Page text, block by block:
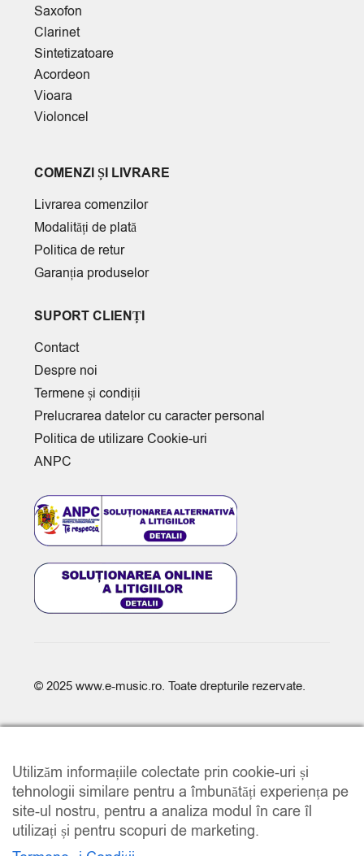
Saxofon
Clarinet
Sintetizatoare
Acordeon
Vioara
Violoncel
COMENZI ȘI LIVRARE
Livrarea comenzilor
Modalități de plată
Politica de retur
Garanția produselor
SUPORT CLIENȚI
Contact
Despre noi
Termene și condiții
Prelucrarea datelor cu caracter personal
Politica de utilizare Cookie-uri
ANPC
© 2025 www.e-music.ro. Toate drepturile rezervate.
Utilizăm informațiile colectate prin cookie-uri și
tehnologii similare pentru a îmbunătăți experiența pe
site-ul nostru, pentru a analiza modul în care îl
utilizați și pentru scopuri de marketing.
COMPARE (0)